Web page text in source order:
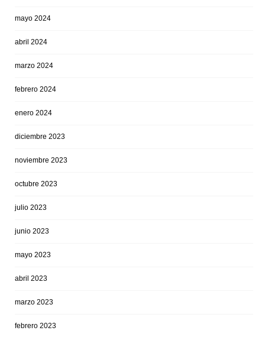
mayo 2024
abril 2024
marzo 2024
febrero 2024
enero 2024
diciembre 2023
noviembre 2023
octubre 2023
julio 2023
junio 2023
mayo 2023
abril 2023
marzo 2023
febrero 2023